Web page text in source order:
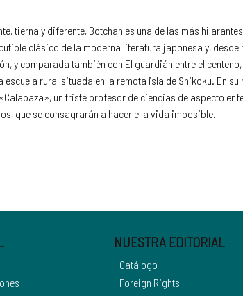
tierna y diferente, Botchan es una de las más
clásico de la moderna literatura japonesa y,
y comparada también con El guardián entre el
escuela rural situada en la remota isla de Shikoku. En
un triste profesor de ciencias de aspecto
que se consagrarán a hacerle la vida imposible.
NUESTRA EDITORIAL
Catálogo
Foreign Rights